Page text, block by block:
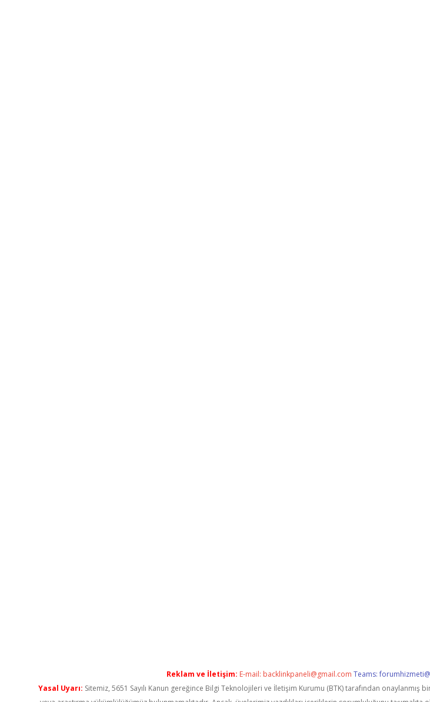
Reklam ve İletişim: E-mail: backlinkpaneli@gmail.com Teams:
Yasal Uyarı: Sitemiz, 5651 Sayılı Kanun gereğince Bilgi Teknolojileri ve İletişim Kurumu (BTK) tarafından